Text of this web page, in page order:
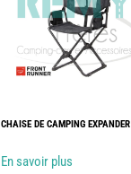
CHAISE DE CAMPING EXPANDER
En savoir plus